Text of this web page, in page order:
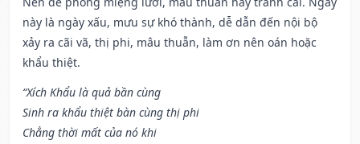
này là ngày xấu, mưu sự khó thành, dễ dẫn đến nội bộ
xảy ra cãi vã, thị phi, mâu thuẫn, làm ơn nên oán hoặc
khẩu thiệt.
“Xích Khẩu là quả bần cùng
Sinh ra khẩu thiệt bàn cùng thị phi
Chẳng thời mất của nó khi